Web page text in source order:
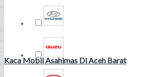
Kaca Mobil Asahimas Di Aceh Barat